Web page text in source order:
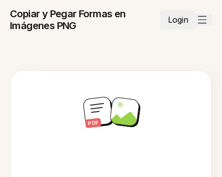
Copiar y Pegar Formas en
Imágenes PNG
Login